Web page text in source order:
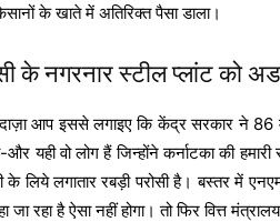
के खाते में अतिरिक्त पैसा डाला।
नगरनार स्टील प्लांट को
आप इससे लगाइए कि केंद्र सरकार ने 86
यही वो लोग हैं जिन्होंने कर्नाटका की
के लिये लगातार रबड़ी परोसी है। बस्तर में
रहा है ऐसा नहीं होगा। तो फिर वित्त